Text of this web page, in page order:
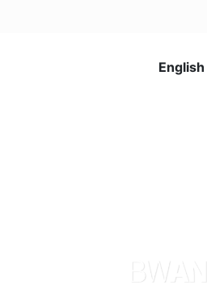
sitesi kullanımı kolay ve her
gerçekten memnunum.
English